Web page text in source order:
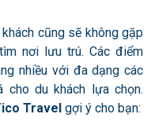
khách cũng sẽ không gặp
nơi lưu trú. Các điểm
nhiều với đa dạng các
cho du khách lựa chọn.
Travel gợi ý cho bạn: